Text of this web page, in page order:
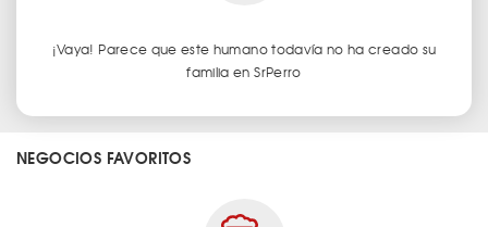
¡Vaya! Parece que este humano todavía no ha creado su
familia en SrPerro
NEGOCIOS FAVORITOS